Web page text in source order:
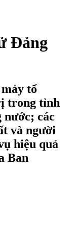
Đảng
tổ
trong tỉnh
nước; các
và người
hiệu quả
Ban